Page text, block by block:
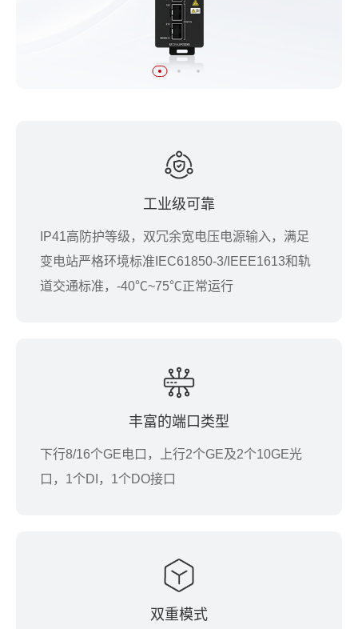
工业级可靠
IP41高防护等级，双冗余宽电压电源输入，满足
变电站严格环境标准IEC61850-3/IEEE1613和轨
道交通标准，-40℃~75℃正常运行
丰富的端口类型
下行8/16个GE电口，上行2个GE及2个10GE光
口，1个DI，1个DO接口
双重模式